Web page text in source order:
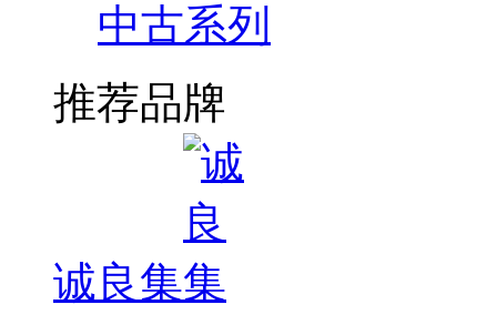
中古系列
推荐品牌
诚良集